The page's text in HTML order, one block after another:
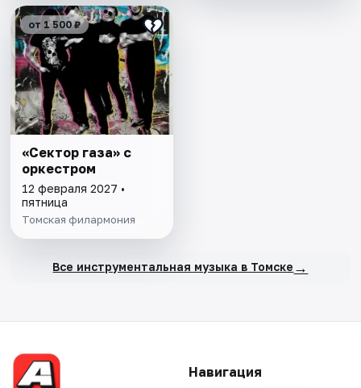
от 1 500 ₽
«Сектор газа» с
оркестром
12 февраля 2027 •
пятница
Томская филармония
Все инструментальная музыка в Томске →
Навигация